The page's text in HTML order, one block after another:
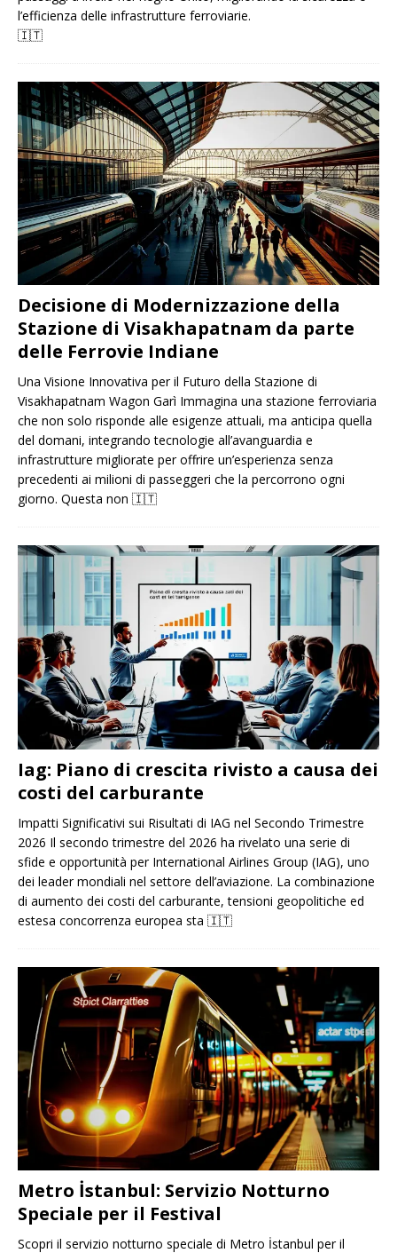
l’efficienza delle infrastrutture ferroviarie.
🇮🇹
Decisione di Modernizzazione della
Stazione di Visakhapatnam da parte
delle Ferrovie Indiane
Una Visione Innovativa per il Futuro della Stazione di
Visakhapatnam Wagon Garì Immagina una stazione ferroviaria
che non solo risponde alle esigenze attuali, ma anticipa quella
del domani, integrando tecnologie all’avanguardia e
infrastrutture migliorate per offrire un’esperienza senza
precedenti ai milioni di passeggeri che la percorrono ogni
giorno. Questa non 🇮🇹
Iag: Piano di crescita rivisto a causa dei
costi del carburante
Impatti Significativi sui Risultati di IAG nel Secondo Trimestre
2026 Il secondo trimestre del 2026 ha rivelato una serie di
sfide e opportunità per International Airlines Group (IAG), uno
dei leader mondiali nel settore dell’aviazione. La combinazione
di aumento dei costi del carburante, tensioni geopolitiche ed
estesa concorrenza europea sta 🇮🇹
Metro İstanbul: Servizio Notturno
Speciale per il Festival
Scopri il servizio notturno speciale di Metro İstanbul per il